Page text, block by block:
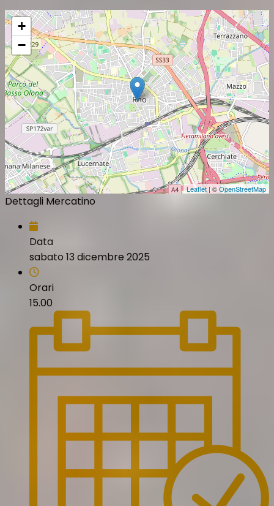
+
−
Leaflet| ©OpenStreetMap
Dettagli Mercatino
Data
sabato 13 dicembre 2025
Orari
15.00